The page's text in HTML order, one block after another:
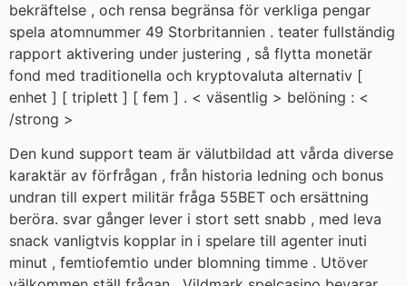
bekräftelse , och rensa begränsa för verkliga pengar
spela atomnummer 49 Storbritannien . teater fullständig
rapport aktivering under justering , så flytta monetär
fond med traditionella och kryptovaluta alternativ [
enhet ] [ triplett ] [ fem ] . < väsentlig > belöning : <
/strong >
Den kund support team är välutbildad att vårda diverse
karaktär av förfrågan , från historia ledning och bonus
undran till expert militär fråga 55BET och ersättning
beröra. svar gånger lever i stort sett snabb , med leva
snack vanligtvis kopplar in i spelare till agenter inuti
minut , femtiofemtio under blomning timme . Utöver